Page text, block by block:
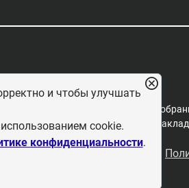
редакцией проекта. Материалы
на них не могут
и чтобы улучшать
cookie.
конфиденциальности.